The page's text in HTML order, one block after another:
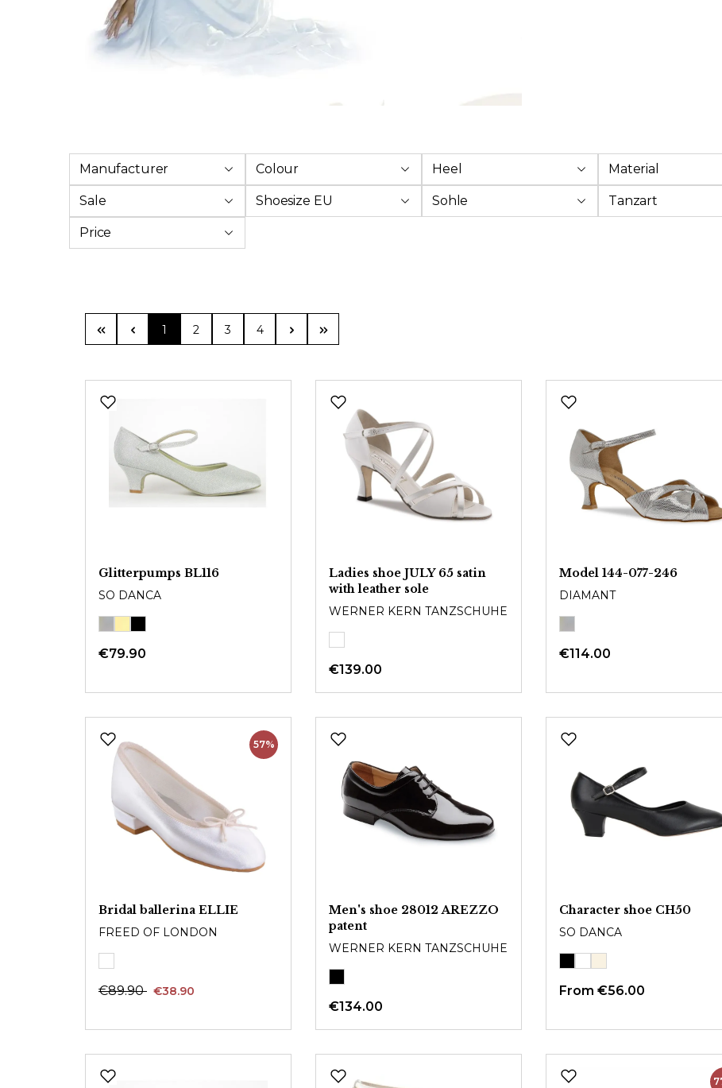
Manufacturer Colour Heel Material
Sale Shoesize EU Sohle Tanzart
Price
Page
1 Page
2 Page
3 Page
4
Glitterpumps BL116
SO DANCA
€79.90
Ladies shoe JULY 65 satin
with leather sole
WERNER KERN TANZSCHUHE
€139.00
Model 144-077-246
DIAMANT
€114.00
57%
Bridal ballerina ELLIE
FREED OF LONDON
€89.90 €38.90
Men's shoe 28012 AREZZO
patent
WERNER KERN TANZSCHUHE
€134.00
Character shoe CH50
SO DANCA
From €56.00